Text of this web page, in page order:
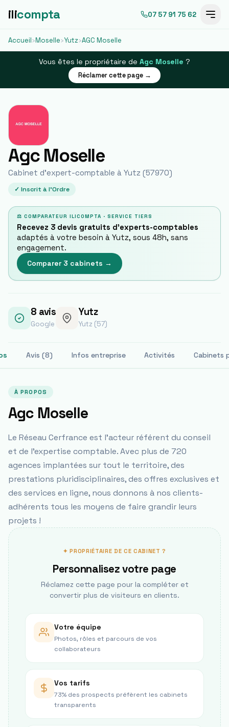
ilicompta 07 57 91 75 62
Accueil›Moselle›Yutz›AGC Moselle
Vous êtes le propriétaire de Agc Moselle ?
Réclamer cette page →
Agc Moselle
Cabinet d'expert-comptable à Yutz (57970)
✓ Inscrit à l'Ordre
⚖ COMPARATEUR ILICOMPTA · SERVICE TIERS
Recevez 3 devis gratuits d'experts-comptables
adaptés à votre besoin à Yutz, sous 48h, sans
engagement.
Comparer 3 cabinets →
8 avis
Google
Yutz
Yutz (57)
Avis (8) Infos entreprise Activités Cabinets
À PROPOS
Agc Moselle
Le Réseau Cerfrance est l'acteur référent du conseil
et de l'expertise comptable. Avec plus de 720
agences implantées sur tout le territoire, des
prestations pluridisciplinaires, des offres exclusives et
des services en ligne, nous donnons à nos clients-
adhérents tous les moyens de faire grandir leurs
projets !
✦ PROPRIÉTAIRE DE CE CABINET ?
Personnalisez votre page
Réclamez cette page pour la compléter et
convertir plus de visiteurs en clients.
Votre équipe
Photos, rôles et parcours de vos
collaborateurs
Vos tarifs
73% des prospects préfèrent les cabinets
transparents